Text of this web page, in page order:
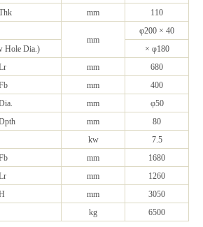
mm
110
mm
φ200 × 40
Hole Dia.)
× φ180
mm
680
mm 400
mm
φ50
mm
80
kw 7.5
mm
1680
mm
1260
mm
3050
kg 6500